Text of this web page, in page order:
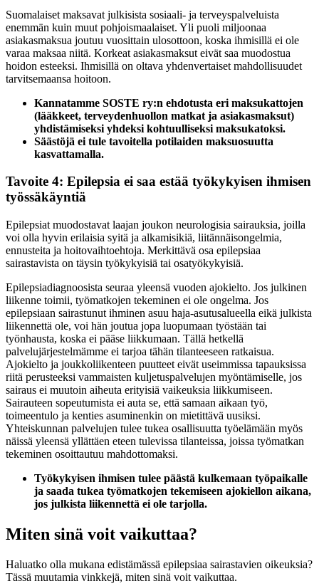
Suomalaiset maksavat julkisista sosiaali- ja terveyspalveluista
enemmän kuin muut pohjoismaalaiset. Yli puoli miljoonaa
asiakasmaksua joutuu vuosittain ulosottoon, koska ihmisillä ei ole
varaa maksaa niitä. Korkeat asiakasmaksut eivät saa muodostua
hoidon esteeksi. Ihmisillä on oltava yhdenvertaiset mahdollisuudet
tarvitsemaansa hoitoon.
Kannatamme SOSTE ry:n ehdotusta eri maksukattojen
(lääkkeet, terveydenhuollon matkat ja asiakasmaksut)
yhdistämiseksi yhdeksi kohtuulliseksi maksukatoksi.
Säästöjä ei tule tavoitella potilaiden maksuosuutta
kasvattamalla.
Tavoite 4: Epilepsia ei saa estää työkykyisen ihmisen
työssäkäyntiä
Epilepsiat muodostavat laajan joukon neurologisia sairauksia, joilla
voi olla hyvin erilaisia syitä ja alkamisikiä, liitännäisongelmia,
ennusteita ja hoitovaihtoehtoja. Merkittävä osa epilepsiaa
sairastavista on täysin työkykyisiä tai osatyökykyisiä.
Epilepsiadiagnoosista seuraa yleensä vuoden ajokielto. Jos julkinen
liikenne toimii, työmatkojen tekeminen ei ole ongelma. Jos
epilepsiaan sairastunut ihminen asuu haja-asutusalueella eikä julkista
liikennettä ole, voi hän joutua jopa luopumaan työstään tai
työnhausta, koska ei pääse liikkumaan. Tällä hetkellä
palvelujärjestelmämme ei tarjoa tähän tilanteeseen ratkaisua.
Ajokielto ja joukkoliikenteen puutteet eivät useimmissa tapauksissa
riitä perusteeksi vammaisten kuljetuspalvelujen myöntämiselle, jos
sairaus ei muutoin aiheuta erityisiä vaikeuksia liikkumiseen.
Sairauteen sopeutumista ei auta se, että samaan aikaan työ,
toimeentulo ja kenties asuminenkin on mietittävä uusiksi.
Yhteiskunnan palvelujen tulee tukea osallisuutta työelämään myös
näissä yleensä yllättäen eteen tulevissa tilanteissa, joissa työmatkan
tekeminen osoittautuu mahdottomaksi.
Työkykyisen ihmisen tulee päästä kulkemaan työpaikalle
ja saada tukea työmatkojen tekemiseen ajokiellon aikana,
jos julkista liikennettä ei ole tarjolla.
Miten sinä voit vaikuttaa?
Haluatko olla mukana edistämässä epilepsiaa sairastavien oikeuksia?
Tässä muutamia vinkkejä, miten sinä voit vaikuttaa.